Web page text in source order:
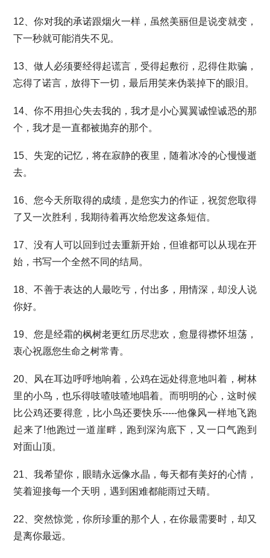
12、你对我的承诺跟烟火一样，虽然美丽但是说变就变，
下一秒就可能消失不见。
13、做人必须要经得起谎言，受得起敷衍，忍得住欺骗，
忘得了诺言，放得下一切，最后用笑来伪装掉下的眼泪。
14、你不用担心失去我的，我才是小心翼翼诚惶诚恐的那
个，我才是一直都被抛弃的那个。
15、失宠的记忆，将在寂静的夜里，随着冰冷的心慢慢逝
去。
16、您今天所取得的成绩，是您实力的作证，祝贺您取得
了又一次胜利，我期待着再次给您发这条短信。
17、没有人可以回到过去重新开始，但谁都可以从现在开
始，书写一个全然不同的结局。
18、不善于表达的人最吃亏，付出多，用情深，却没人说
你好。
19、您是经霜的枫树老更红历尽悲欢，愈显得襟怀坦荡，
衷心祝愿您生命之树常青。
20、风在耳边呼呼地响着，公鸡在远处得意地叫着，树林
里的小鸟，也乐得吱喳吱喳地唱着。而明明的心，这时候
比公鸡还要得意，比小鸟还要快乐-----他像风一样地飞跑
起来了!他跑过一道崖畔，跑到深沟底下，又一口气跑到
对面山顶。
21、我希望你，眼睛永远像水晶，每天都有美好的心情，
笑着迎接每一个天明，遇到困难都能雨过天晴。
22、突然惊觉，你所珍重的那个人，在你最需要时，却又
是离你最远。